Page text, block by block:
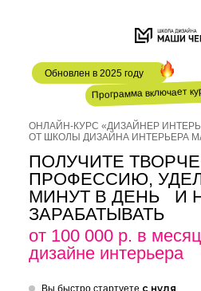
ПОЛУЧИТЕ
ПРОФЕССИЮ,
МИНУТ В ДЕНЬ И
ЗАРАБАТЫВАТЬ
от 100 000 р. в
дизайне интерьера
ОНЛАЙН-КУРС «ДИЗАЙНЕР
ОТ ШКОЛЫ ДИЗАЙНА ИНТЕРЬЕРА
Вы быстро стартуете с нуля
Обновлен в 2025 году
Программа включает